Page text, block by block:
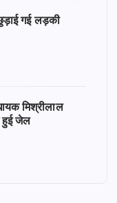
गई लड़की
मिश्रीलाल
हुई जेल